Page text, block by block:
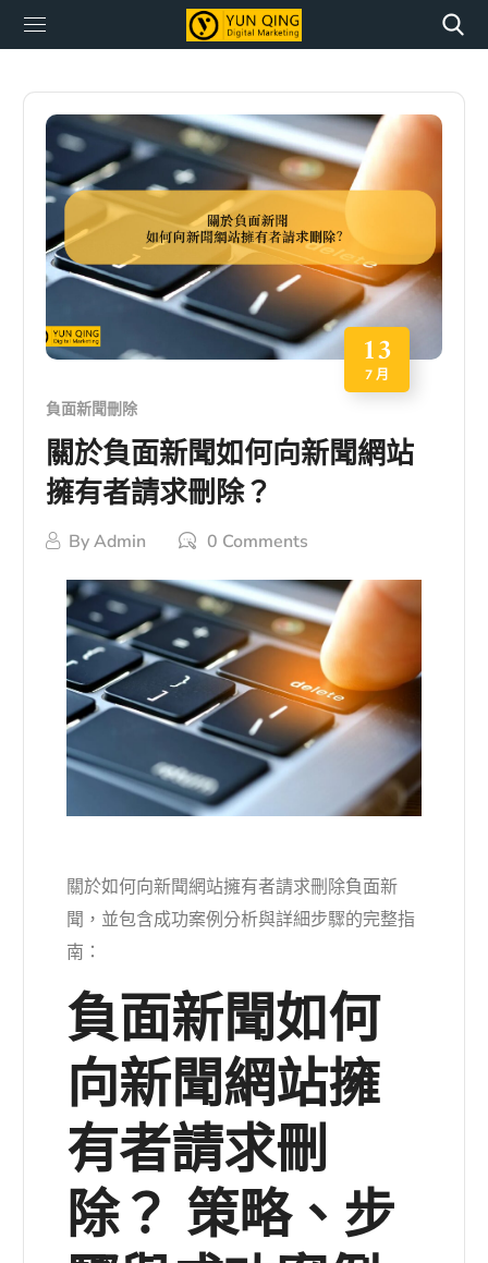
13
7 月
負面新聞刪除
關於負面新聞如何向新聞網站
擁有者請求刪除？
ByAdmin 0 Comments
關於如何向新聞網站擁有者請求刪除負面新
聞，並包含成功案例分析與詳細步驟的完整指
南：
負面新聞如何
向新聞網站擁
有者請求刪
除？ 策略、步